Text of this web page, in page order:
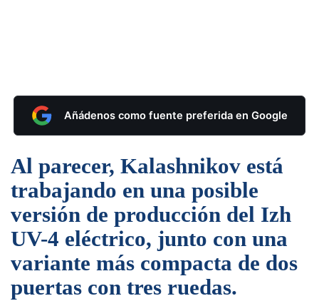
Añádenos como fuente preferida en Google
Al parecer, Kalashnikov está
trabajando en una posible
versión de producción del Izh
UV-4 eléctrico, junto con una
variante más compacta de dos
puertas con tres ruedas.